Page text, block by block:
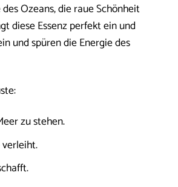
Ozeans, die raue Schönheit
diese Essenz perfekt ein und
und spüren die Energie des
zu stehen.